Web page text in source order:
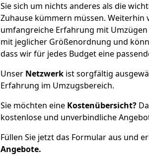
Sie sich um nichts anderes als die
Zuhause kümmern müssen.
umfangreiche Erfahrung mit
mit jeglicher Größenordnung und
dass wir für jedes Budget eine
Unser Netzwerk ist sorgfältig
Erfahrung im Umzugsbereich.
Sie möchten eine Kostenübersicht?
kostenlose und unverbindliche
Füllen Sie jetzt das Formular aus und
Angebote.